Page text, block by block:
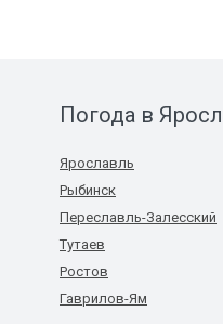
Погода в
Ярославль
Рыбинск
Переславль-Залесский
Тутаев
Ростов
Гаврилов-Ям